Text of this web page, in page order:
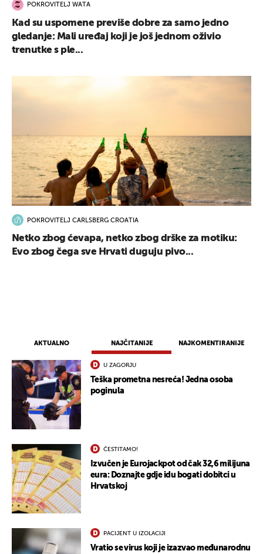
AKTUALNO NAJČITANIJE NAJKOMENTIRANIJE
U ZAGORJU
Teška prometna nesreća! Jedna osoba
poginula
ČESTITAMO!
Izvučen je Eurojackpot od čak 32,6 milijuna
eura: Doznajte gdje idu bogati dobitci u
Hrvatskoj
PACIJENT U IZOLACIJI
Vratio se virus koji je izazvao međunarodnu
POKROVITELJ WATA
Kad su uspomene previše dobre za samo jedno
gledanje: Mali uređaj koji je još jednom oživio
trenutke s ple...
POKROVITELJ CARLSBERG CROATIA
Netko zbog ćevapa, netko zbog drške za motiku:
Evo zbog čega sve Hrvati duguju pivo...